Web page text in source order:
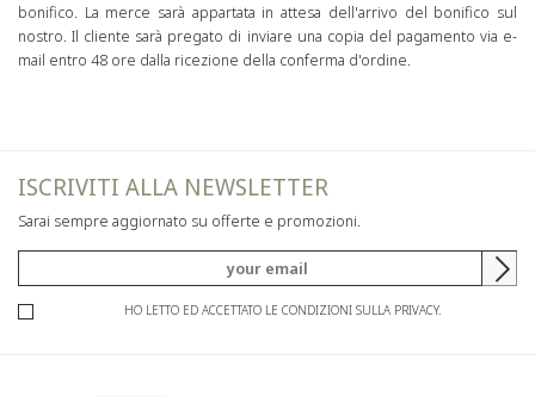
bonifico. La merce sarà appartata in attesa dell'arrivo del bonifico sul
nostro. Il cliente sarà pregato di inviare una copia del pagamento via e-
mail entro 48 ore dalla ricezione della conferma d'ordine.
ISCRIVITI ALLA NEWSLETTER
Sarai sempre aggiornato su offerte e promozioni.
HO LETTO ED ACCETTATO LE CONDIZIONI SULLA PRIVACY.